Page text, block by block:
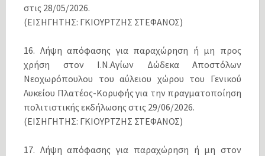
στις 28/05/2026.
(ΕΙΣΗΓΗΤΗΣ: ΓΚΙΟΥΡΤΖΗΣ ΣΤΕΦΑΝΟΣ)
16. Λήψη απόφασης για παραχώρηση ή μη προς
χρήση στον Ι.Ν.Αγίων Δώδεκα Αποστόλων
Νεοχωρόπουλου του αύλειου χώρου του Γενικού
Λυκείου Πλατέος-Κορυφής για την πραγματοποίηση
πολιτιστικής εκδήλωσης στις 29/06/2026.
(ΕΙΣΗΓΗΤΗΣ: ΓΚΙΟΥΡΤΖΗΣ ΣΤΕΦΑΝΟΣ)
17. Λήψη απόφασης για παραχώρηση ή μη στον